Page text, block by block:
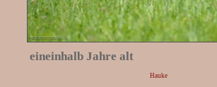
eineinhalb Jahre alt
Hauke